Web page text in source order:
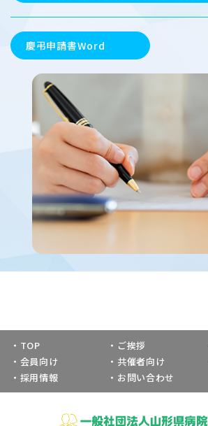
慶弔申請書Word
TOP ご挨拶
会員向け
共催者向け
採用情報
お問い合わせ